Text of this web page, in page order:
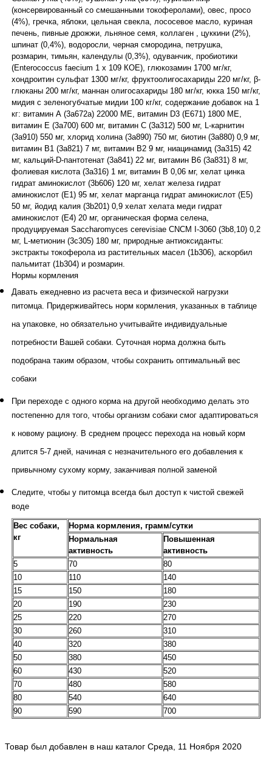
(консервированный со смешанными токоферолами), овес, просо
(4%), гречка, яблоки, цельная свекла, лососевое масло, куриная
печень, пивные дрожжи, льняное семя, коллаген , цуккини (2%),
шпинат (0,4%), водоросли, черная смородина, петрушка,
розмарин, тимьян, календулы (0,3%), одуванчик, пробиотики
(Enterococcus faecium 1 x 109 КОЕ), глюкозамин 1700 мг/кг,
хондроитин сульфат 1300 мг/кг, фруктоолигосахариды 220 мг/кг, β-
глюканы 200 мг/кг, маннан олигосахариды 180 мг/кг, юкка 150 мг/кг,
мидия с зеленогубчатые мидии 100 кг/кг, содержание добавок на 1
кг: витамин А (3a672a) 22000 МЕ, витамин D3 (E671) 1800 МЕ,
витамин E (3a700) 600 мг, витамин C (3a312) 500 мг, L-карнитин
(3a910) 550 мг, хлорид холина (3a890) 750 мг, биотин (3a880) 0,9 мг,
витамин B1 (3a821) 7 мг, витамин B2 9 мг, ниацинамид (3a315) 42
мг, кальций-D-пантотенат (3a841) 22 мг, витамин B6 (3a831) 8 мг,
фолиевая кислота (3a316) 1 мг, витамин B 0,06 мг, хелат цинка
гидрат аминокислот (3b606) 120 мг, хелат железа гидрат
аминокислот (E1) 95 мг, хелат марганца гидрат аминокислот (E5)
50 мг, йодид калия (3b201) 0,9 хелат хелата меди гидрат
аминокислот (E4) 20 мг, органическая форма селена,
продуцируемая Saccharomyces cerevisiae CNCM I-3060 (3b8,10) 0,2
мг, L-метионин (3c305) 180 мг, природные антиоксиданты:
экстракты токоферола из растительных масел (1b306), аскорбил
пальмитат (1b304) и розмарин.
Нормы кормления
Давать ежедневно из расчета веса и физической нагрузки
питомца. Придерживайтесь норм кормления, указанных в таблице
на упаковке, но обязательно учитывайте индивидуальные
потребности Вашей собаки. Суточная норма должна быть
подобрана таким образом, чтобы сохранить оптимальный вес
собаки
При переходе с одного корма на другой необходимо делать это
постепенно для того, чтобы организм собаки смог адаптироваться
к новому рациону. В среднем процесс перехода на новый корм
длится 5-7 дней, начиная с незначительного его добавления к
привычному сухому корму, заканчивая полной заменой
Следите, чтобы у питомца всегда был доступ к чистой свежей
воде
Вес собаки,
кг
Норма кормления, грамм/сутки
Нормальная
активность
Повышенная
активность
5
70
80
10
110
140
15
150
180
20
190
230
25
220
270
30
260
310
40
320
380
50
380
450
60
430
520
70
480
580
80
540
640
90
590 700
Товар был добавлен в наш каталог Среда, 11 Ноября 2020